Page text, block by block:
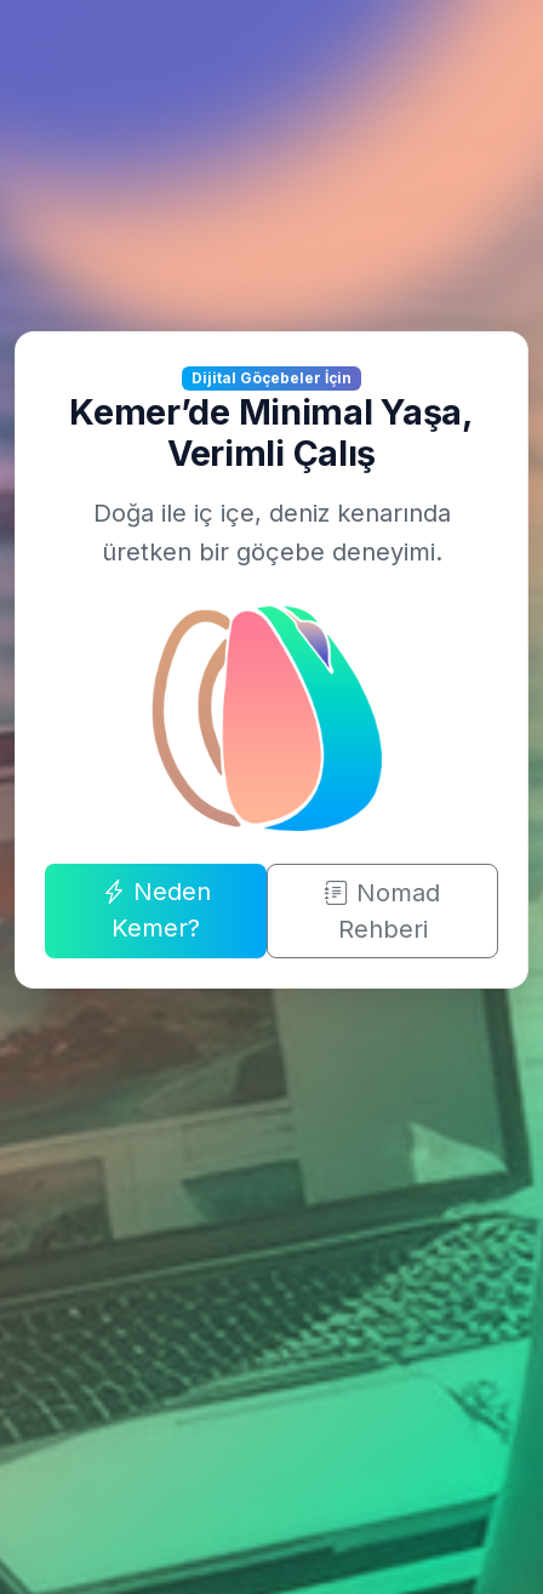
Dijital Göçebeler İçin
Kemer’de Minimal Yaşa,
Verimli Çalış
Doğa ile iç içe, deniz kenarında
üretken bir göçebe deneyimi.
Neden
Kemer?
Nomad
Rehberi